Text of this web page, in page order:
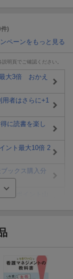
)
ペーンをもっと見る
明頁でご確認ください。
大3倍 おかえ
用者はさらに+1
に読書を楽し
ント最大10倍 2
ックス購入分
（3GB/月プ